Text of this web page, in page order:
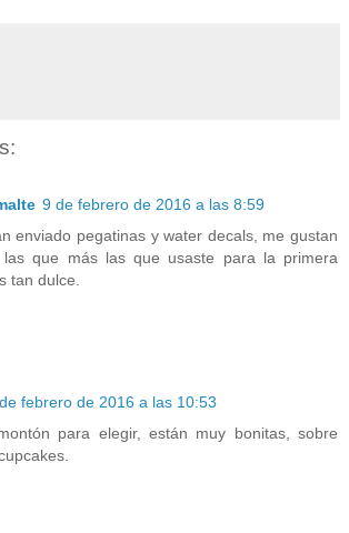
9 de febrero de 2016 a las 8:59
enviado pegatinas y water decals, me gustan
las que más las que usaste para la primera
tan dulce.
febrero de 2016 a las 10:53
para elegir, están muy bonitas, sobre